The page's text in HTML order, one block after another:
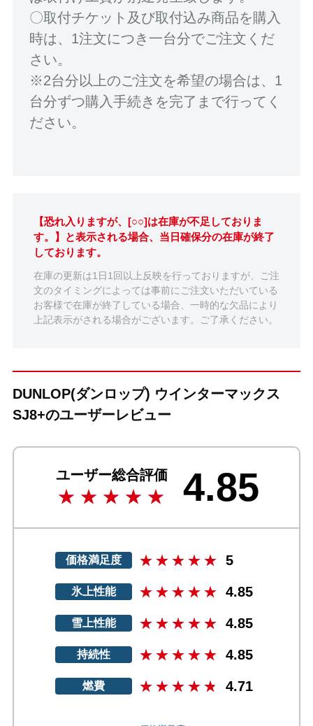
〇取付チケット及び取付込み商品を購入
時は、1注文につき一台分でご注文くだ
さい。
※2台分以上のご注文を希望の場合は、1
台分ずつ購入手続きを完了まで行ってく
ださい。
【恐れ入りますが、[○○]は在庫が不足しておりま
す。】と表示される場合、当日確保分の在庫が終了
しております。
在庫の更新は1日1回以上反映を行っておりますが、ご注
文のタイミングによっては事前にご注文いただいている
お客様で在庫が終了している場合、一時的な欠品により
上記表示がされる場合がございます。ご了承ください。
DUNLOP(ダンロップ) ウインターマックス
SJ8+のユーザーレビュー
ユーザー総合評価 4.85
価格満足度 5
氷上性能 4.85
雪上性能 4.85
持続性 4.85
燃費 4.71